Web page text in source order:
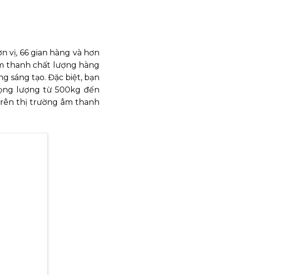
vị, 66 gian hàng và hơn
thanh chất lượng hàng
sáng tạo. Đặc biệt, bạn
lượng từ 500kg đến
thị trường âm thanh